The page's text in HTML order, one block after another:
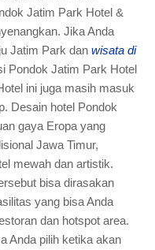
Jatim Park Hotel &
Jika Anda
Jatim Park dan wisata di
Pondok Jatim Park Hotel
ini juga masih masuk
Desain hotel Pondok
gaya Eropa yang
Jawa Timur,
mewah dan artistik.
bisa dirasakan
yang bisa Anda
dan hotspot area.
Anda pilih ketika akan